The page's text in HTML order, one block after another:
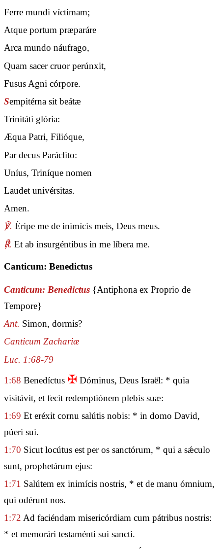
Ferre mundi víctimam;
Atque portum præparáre
Arca mundo náufrago,
Quam sacer cruor perúnxit,
Fusus Agni córpore.
Sempitérna sit beátæ
Trinitáti glória:
Æqua Patri, Filióque,
Par decus Paráclito:
Uníus, Triníque nomen
Laudet univérsitas.
Amen.
℣. Éripe me de inimícis meis, Deus meus.
℟. Et ab insurgéntibus in me líbera me.
Canticum: Benedictus
Canticum: Benedictus {Antiphona ex Proprio de
Tempore}
Ant. Simon, dormis?
Canticum Zachariæ
Luc. 1:68-79
1:68 Benedíctus ✠ Dóminus, Deus Israël: * quia
visitávit, et fecit redemptiónem plebis suæ:
1:69 Et eréxit cornu salútis nobis: * in domo David,
púeri sui.
1:70 Sicut locútus est per os sanctórum, * qui a sǽculo
sunt, prophetárum ejus:
1:71 Salútem ex inimícis nostris, * et de manu ómnium,
qui odérunt nos.
1:72 Ad faciéndam misericórdiam cum pátribus nostris:
* et memorári testaménti sui sancti.